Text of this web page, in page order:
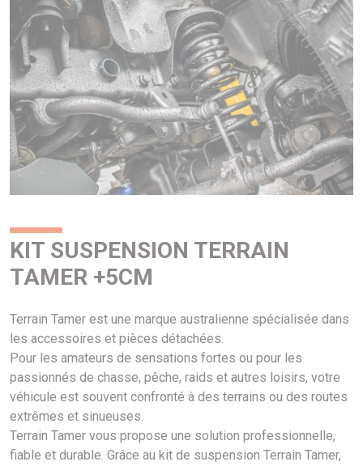
KIT SUSPENSION TERRAIN
TAMER +5CM
Terrain Tamer est une marque australienne spécialisée dans
les accessoires et pièces détachées.
Pour les amateurs de sensations fortes ou pour les
passionnés de chasse, pêche, raids et autres loisirs, votre
véhicule est souvent confronté à des terrains ou des routes
extrêmes et sinueuses.
Terrain Tamer vous propose une solution professionnelle,
fiable et durable. Grâce au kit de suspension Terrain Tamer,